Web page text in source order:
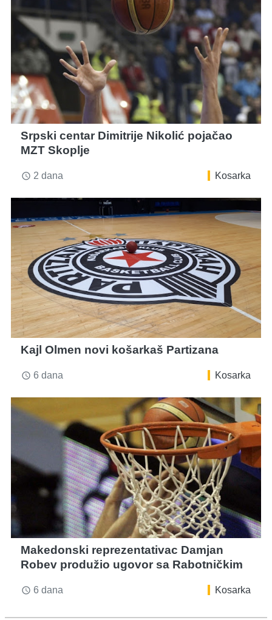
Srpski centar Dimitrije Nikolić pojačao
MZT Skoplje
access_time 2 dana Kosarka
Kajl Olmen novi košarkaš Partizana
access_time 6 dana Kosarka
Makedonski reprezentativac Damjan
Robev produžio ugovor sa Rabotničkim
access_time 6 dana Kosarka